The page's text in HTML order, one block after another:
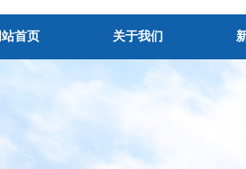
站首页 关于我们